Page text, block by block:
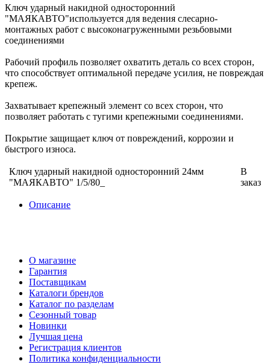
Ключ ударный накидной односторонний
"МАЯКАВТО"используется для ведения слесарно-
монтажных работ с высоконагруженными резьбовыми
соединениями
Рабочий профиль позволяет охватить деталь со всех сторон,
что способствует оптимальной передаче усилия, не повреждая
крепеж.
Захватывает крепежный элемент со всех сторон, что
позволяет работать с тугими крепежными соединениями.
Покрытие защищает ключ от повреждений, коррозии и
быстрого износа.
Ключ ударный накидной односторонний 24мм
"МАЯКАВТО" 1/5/80_
В
заказ
Описание
О магазине
Гарантия
Поставщикам
Каталоги брендов
Каталог по разделам
Сезонный товар
Новинки
Лучшая цена
Регистрация клиентов
Политика конфиденциальности